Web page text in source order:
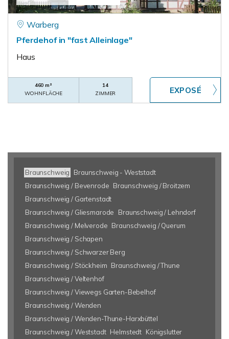
Warberg
Pferdehof in "fast Alleinlage"
Haus
460 m²
WOHNFLÄCHE
14
ZIMMER
Braunschweig
Braunschweig - Weststadt
Braunschweig / Bevenrode Braunschweig / Broitzem
Braunschweig / Gartenstadt
Braunschweig / Gliesmarode
Braunschweig / Lehndorf
Braunschweig / Melverode Braunschweig / Querum
Braunschweig / Schapen
Braunschweig / Schwarzer Berg
Braunschweig / Stöckheim Braunschweig / Thune
Braunschweig / Veltenhof
Braunschweig / Viewegs Garten-Bebelhof
Braunschweig / Wenden
Braunschweig / Wenden-Thune-Harxbüttel
Braunschweig / Weststadt Helmstedt Königslutter